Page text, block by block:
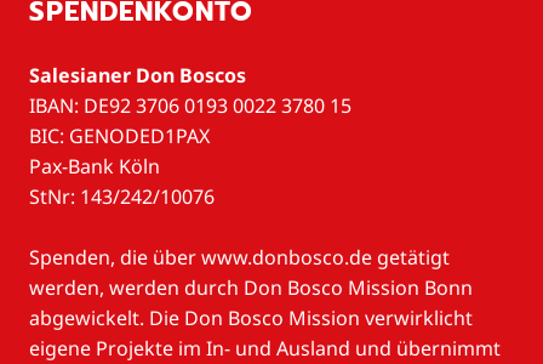
SPENDENKONTO
Salesianer Don Boscos
IBAN: DE92 3706 0193 0022 3780 15
BIC: GENODED1PAX
Pax-Bank Köln
StNr: 143/242/10076
Spenden, die über www.donbosco.de getätigt
werden, werden durch Don Bosco Mission Bonn
abgewickelt. Die Don Bosco Mission verwirklicht
eigene Projekte im In- und Ausland und übernimmt